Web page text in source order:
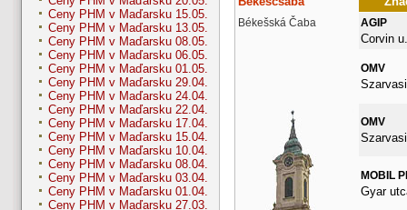
Ceny PHM v Maďarsku 15.05.
Ceny PHM v Maďarsku 13.05.
Ceny PHM v Maďarsku 08.05.
Ceny PHM v Maďarsku 06.05.
Ceny PHM v Maďarsku 01.05.
Ceny PHM v Maďarsku 29.04.
Ceny PHM v Maďarsku 24.04.
Ceny PHM v Maďarsku 22.04.
Ceny PHM v Maďarsku 17.04.
Ceny PHM v Maďarsku 15.04.
Ceny PHM v Maďarsku 10.04.
Ceny PHM v Maďarsku 08.04.
Ceny PHM v Maďarsku 03.04.
Ceny PHM v Maďarsku 01.04.
Ceny PHM v Maďarsku 27.03.
Békešská Čaba AGIP
Corvin
OMV
OMV
MOBIL
Gyar